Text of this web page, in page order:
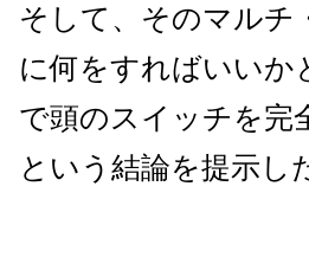
そして、そのマルチ
に何をすればいいか
で頭のスイッチを完
という結論を提示し